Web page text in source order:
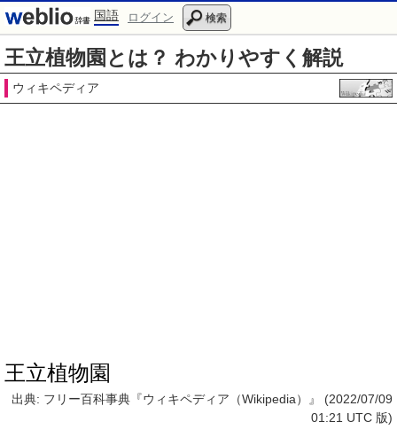
国語 ログイン 検索
王立植物園とは？ わかりやすく解説
ウィキペディア
王立植物園
出典: フリー百科事典『ウィキペディア（Wikipedia）』 (2022/07/09
01:21 UTC 版)